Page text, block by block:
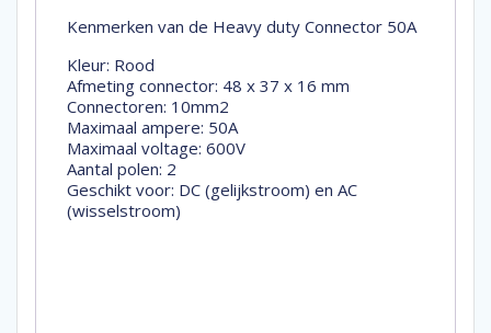
Kenmerken van de Heavy duty Connector 50A
Kleur: Rood
Afmeting connector: 48 x 37 x 16 mm
Connectoren: 10mm2
Maximaal ampere: 50A
Maximaal voltage: 600V
Aantal polen: 2
Geschikt voor: DC (gelijkstroom) en AC
(wisselstroom)